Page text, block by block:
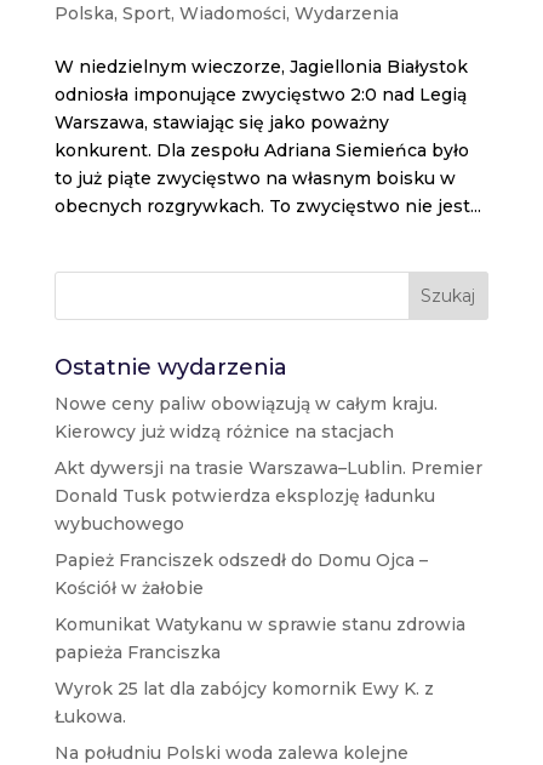
Polska, Sport, Wiadomości, Wydarzenia
W niedzielnym wieczorze, Jagiellonia Białystok
odniosła imponujące zwycięstwo 2:0 nad Legią
Warszawa, stawiając się jako poważny
konkurent. Dla zespołu Adriana Siemieńca było
to już piąte zwycięstwo na własnym boisku w
obecnych rozgrywkach. To zwycięstwo nie jest...
Szukaj
Ostatnie wydarzenia
Nowe ceny paliw obowiązują w całym kraju.
Kierowcy już widzą różnice na stacjach
Akt dywersji na trasie Warszawa–Lublin. Premier
Donald Tusk potwierdza eksplozję ładunku
wybuchowego
Papież Franciszek odszedł do Domu Ojca –
Kościół w żałobie
Komunikat Watykanu w sprawie stanu zdrowia
papieża Franciszka
Wyrok 25 lat dla zabójcy komornik Ewy K. z
Łukowa.
Na południu Polski woda zalewa kolejne